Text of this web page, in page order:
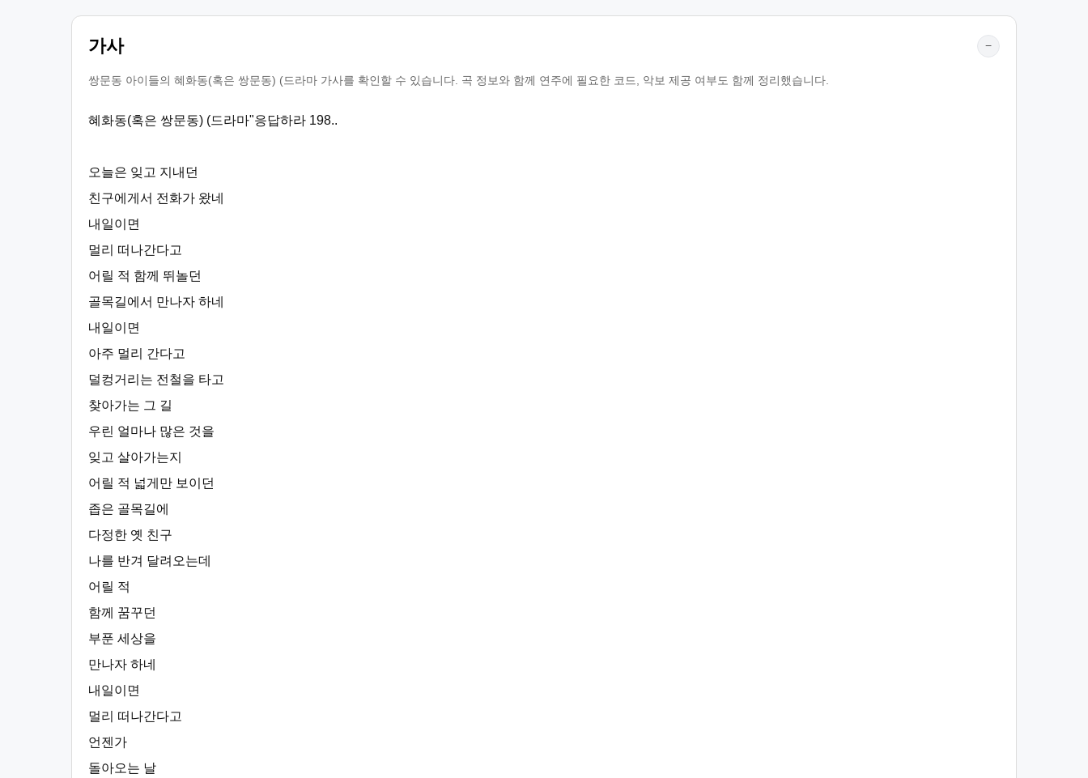
가사 −
쌍문동 아이들의 혜화동(혹은 쌍문동) (드라마 가사를 확인할 수 있습니다. 곡 정보와 함께 연주에 필요한 코드, 악보 제공 여부도 함께 정리했습니다.
혜화동(혹은 쌍문동) (드라마"응답하라 198..
오늘은 잊고 지내던
친구에게서 전화가 왔네
내일이면
멀리 떠나간다고
어릴 적 함께 뛰놀던
골목길에서 만나자 하네
내일이면
아주 멀리 간다고
덜컹거리는 전철을 타고
찾아가는 그 길
우린 얼마나 많은 것을
잊고 살아가는지
어릴 적 넓게만 보이던
좁은 골목길에
다정한 옛 친구
나를 반겨 달려오는데
어릴 적
함께 꿈꾸던
부푼 세상을
만나자 하네
내일이면
멀리 떠나간다고
언젠가
돌아오는 날